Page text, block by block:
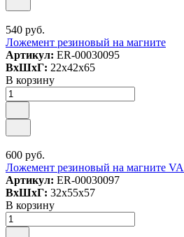
540 руб.
Ложемент резиновый на магните
Артикул: ER-00030095
ВxШxГ: 22x42x65
В корзину
600 руб.
Ложемент резиновый на магните
Артикул: ER-00030097
ВxШxГ: 32x55x57
В корзину